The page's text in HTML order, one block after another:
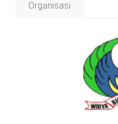
Organisasi